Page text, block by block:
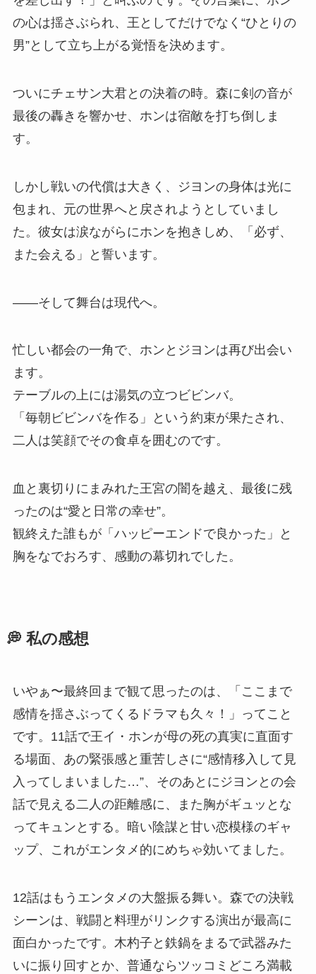
の心は揺さぶられ、王としてだけでなく“ひとりの
男”として立ち上がる覚悟を決めます。
ついにチェサン大君との決着の時。森に剣の音が
最後の轟きを響かせ、ホンは宿敵を打ち倒しま
す。
しかし戦いの代償は大きく、ジヨンの身体は光に
包まれ、元の世界へと戻されようとしていまし
た。彼女は涙ながらにホンを抱きしめ、「必ず、
また会える」と誓います。
――そして舞台は現代へ。
忙しい都会の一角で、ホンとジヨンは再び出会い
ます。
テーブルの上には湯気の立つビビンバ。
「毎朝ビビンバを作る」という約束が果たされ、
二人は笑顔でその食卓を囲むのです。
血と裏切りにまみれた王宮の闇を越え、最後に残
ったのは“愛と日常の幸せ”。
観終えた誰もが「ハッピーエンドで良かった」と
胸をなでおろす、感動の幕切れでした。
💭 私の感想
いやぁ〜最終回まで観て思ったのは、「ここまで
感情を揺さぶってくるドラマも久々！」ってこと
です。11話で王イ・ホンが母の死の真実に直面す
る場面、あの緊張感と重苦しさに“感情移入して見
入ってしまいました…”、そのあとにジヨンとの会
話で見える二人の距離感に、また胸がギュッとな
ってキュンとする。暗い陰謀と甘い恋模様のギャ
ップ、これがエンタメ的にめちゃ効いてました。
12話はもうエンタメの大盤振る舞い。森での決戦
シーンは、戦闘と料理がリンクする演出が最高に
面白かったです。木杓子と鉄鍋をまるで武器みた
いに振り回すとか、普通ならツッコミどころ満載